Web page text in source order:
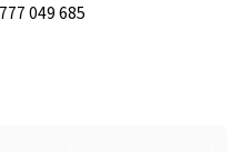
049 685